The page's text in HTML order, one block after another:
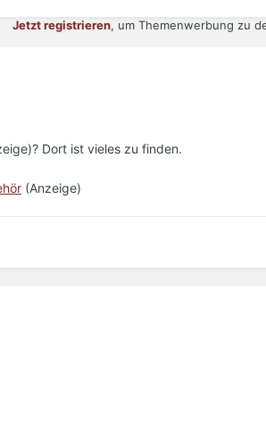
Jetzt registrieren, um Themenwerbung zu
Dort ist vieles zu finden.
(Anzeige)